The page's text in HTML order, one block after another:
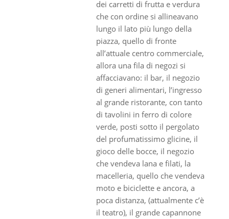
dei carretti di frutta e verdura
che con ordine si allineavano
lungo il lato più lungo della
piazza, quello di fronte
all’attuale centro commerciale,
allora una fila di negozi si
affacciavano: il bar, il negozio
di generi alimentari, l’ingresso
al grande ristorante, con tanto
di tavolini in ferro di colore
verde, posti sotto il pergolato
del profumatissimo glicine, il
gioco delle bocce, il negozio
che vendeva lana e filati, la
macelleria, quello che vendeva
moto e biciclette e ancora, a
poca distanza, (attualmente c’è
il teatro), il grande capannone